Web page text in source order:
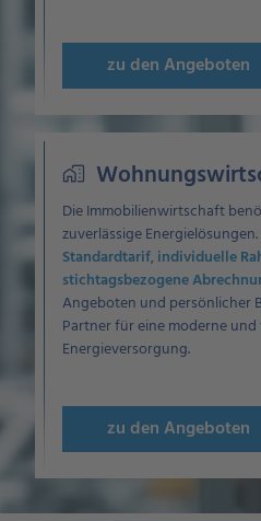
zu den Angeboten
home_work
Die Immobilienwirtschaft
zuverlässige
Standardtarif,individuelle
stichtagsbezogene
Angeboten und persönlicher
Partner für eine moderne
Energieversorgung.
zu den Angeboten